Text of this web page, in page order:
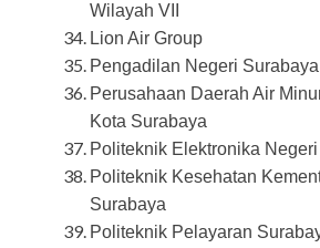
Wilayah VII
Lion Air Group
Pengadilan Negeri Surabaya
Perusahaan Daerah Air
Kota Surabaya
Politeknik Elektronika
Politeknik Kesehatan
Surabaya
Politeknik Pelayaran